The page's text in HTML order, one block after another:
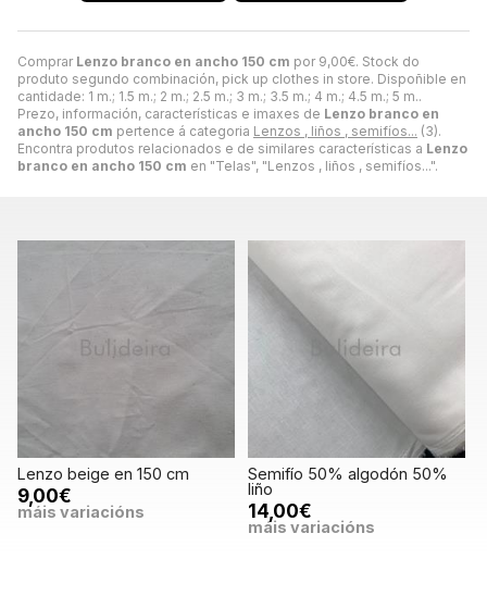
Comprar Lenzo branco en ancho 150 cm por 9,00€. Stock do
produto segundo combinación, pick up clothes in store. Dispoñible en
cantidade: 1 m.; 1.5 m.; 2 m.; 2.5 m.; 3 m.; 3.5 m.; 4 m.; 4.5 m.; 5 m..
Prezo, información, características e imaxes de Lenzo branco en
ancho 150 cm pertence á categoria Lenzos , liños , semifíos... (3).
Encontra produtos relacionados e de similares características a Lenzo
branco en ancho 150 cm en "Telas", "Lenzos , liños , semifíos...".
Lenzo beige en 150 cm
9,00€
máis variacións
Semifío 50% algodón 50%
liño
14,00€
máis variacións